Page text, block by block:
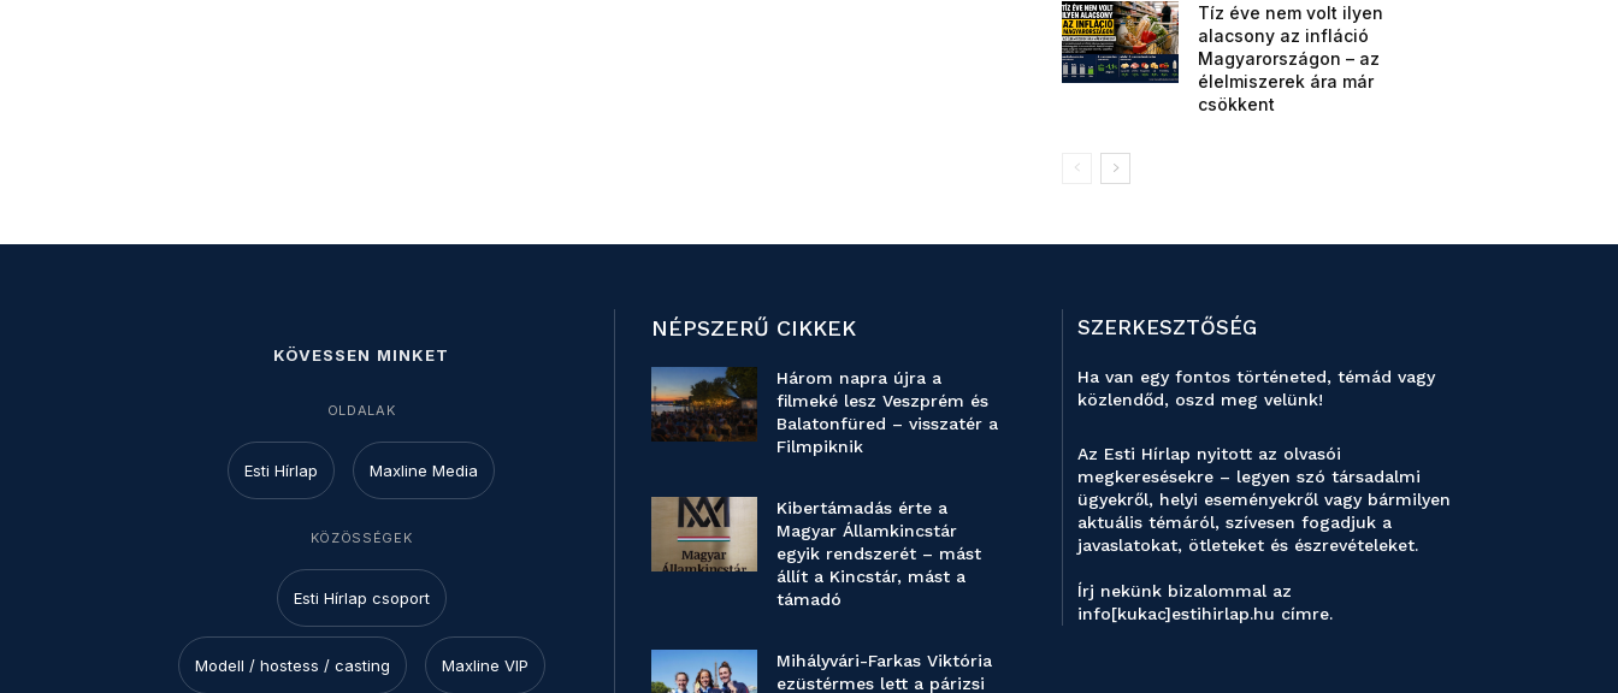
Tíz éve nem volt ilyen
alacsony az infláció
Magyarországon – az
élelmiszerek ára már
csökkent
KÖVESSEN MINKET
OLDALAK
Esti Hírlap Maxline Media
KÖZÖSSÉGEK
Esti Hírlap csoport
Modell / hostess / casting Maxline VIP
NÉPSZERŰ CIKKEK
Három napra újra a
filmeké lesz Veszprém és
Balatonfüred – visszatér a
Filmpiknik
Kibertámadás érte a
Magyar Államkincstár
egyik rendszerét – mást
állít a Kincstár, mást a
támadó
Mihályvári-Farkas Viktória
ezüstérmes lett a párizsi
SZERKESZTŐSÉG
Ha van egy fontos történeted, témád vagy
közlendőd, oszd meg velünk!
Az Esti Hírlap nyitott az olvasói
megkeresésekre – legyen szó társadalmi
ügyekről, helyi eseményekről vagy bármilyen
aktuális témáról, szívesen fogadjuk a
javaslatokat, ötleteket és észrevételeket.
Írj nekünk bizalommal az
info[kukac]estihirlap.hu címre.